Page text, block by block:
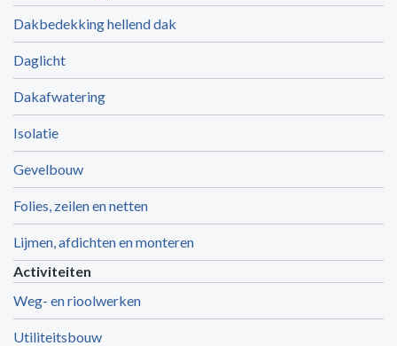
Dakbedekking hellend dak
Daglicht
Dakafwatering
Isolatie
Gevelbouw
Folies, zeilen en netten
Lijmen, afdichten en monteren
Activiteiten
Weg- en rioolwerken
Utiliteitsbouw